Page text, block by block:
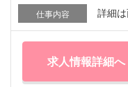
仕事内容 詳細
求人情報詳細へ